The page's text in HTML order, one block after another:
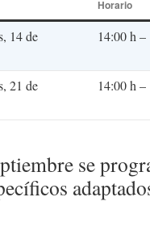
Horario
14 de
14:00 h
21 de
14:00 h
se